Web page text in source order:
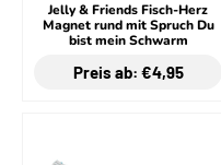
Jelly & Friends Fisch-Herz
Magnet rund mit Spruch Du
bist mein Schwarm
Preis ab: €4,95